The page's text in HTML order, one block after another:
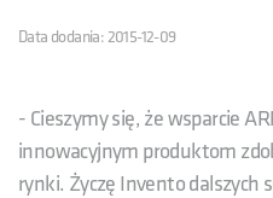
Data dodania: 2015-12-09
- Cieszymy się, że wsparcie
innowacyjnym produktom
rynki. Życzę Invento dalszych